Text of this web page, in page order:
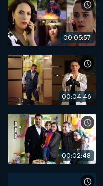
00:05:57
00:04:46
00:02:48